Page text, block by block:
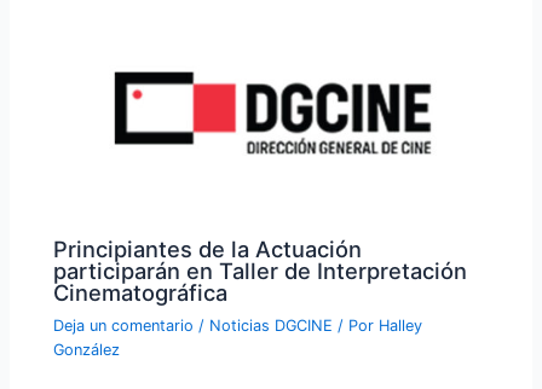
Principiantes de la Actuación
participarán en Taller de Interpretación
Cinematográfica
Deja un comentario / Noticias DGCINE / Por Halley
González